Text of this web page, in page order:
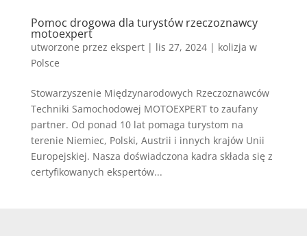
Pomoc drogowa dla turystów rzeczoznawcy
motoexpert
utworzone przez ekspert| lis 27, 2024| kolizja w
Polsce
Stowarzyszenie Międzynarodowych Rzeczoznawców
Techniki Samochodowej MOTOEXPERT to zaufany
partner. Od ponad 10 lat pomaga turystom na
terenie Niemiec, Polski, Austrii i innych krajów Unii
Europejskiej. Nasza doświadczona kadra składa się z
certyfikowanych ekspertów...